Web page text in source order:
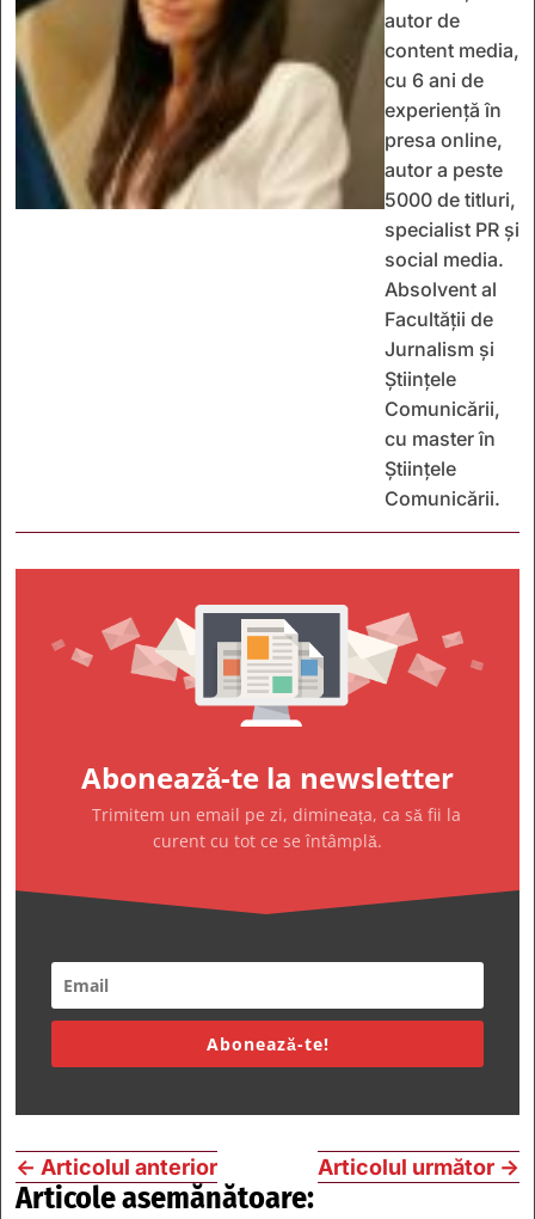
autor de
content media,
cu 6 ani de
experiență în
presa online,
autor a peste
5000 de titluri,
specialist PR și
social media.
Absolvent al
Facultății de
Jurnalism și
Științele
Comunicării,
cu master în
Științele
Comunicării.
Abonează-te la newsletter
Trimitem un email pe zi, dimineața, ca să fii la
curent cu tot ce se întâmplă.
Abonează-te!
← Articolul anterior Articolul următor →
Articole asemănătoare: